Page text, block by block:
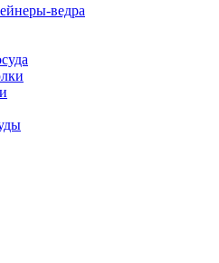
ведра